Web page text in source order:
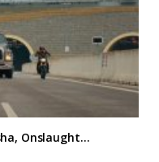
Onslaught…